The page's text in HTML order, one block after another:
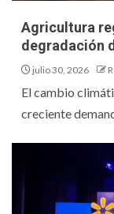
Agricultura
degradación
julio 30, 2026
El cambio
creciente